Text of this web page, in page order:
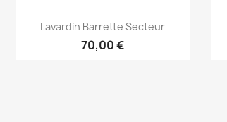
Aperçu rapide
Lavardin Barrette Secteur
70,00 €